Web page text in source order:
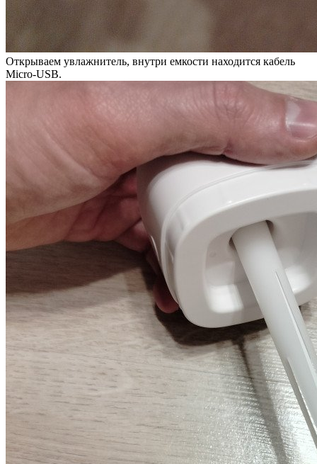
Открываем увлажнитель, внутри емкости находится кабель
Micro-USB.